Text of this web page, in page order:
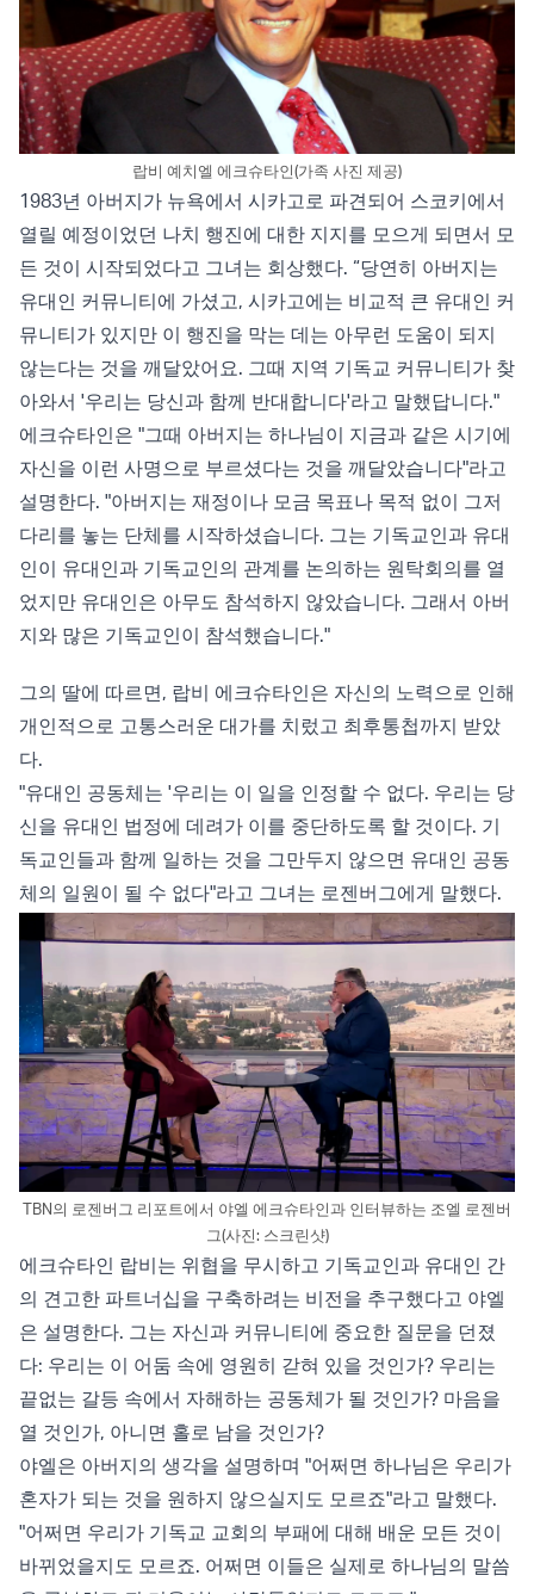
랍비 예치엘 에크슈타인(가족 사진 제공)
1983년 아버지가 뉴욕에서 시카고로 파견되어 스코키에서
열릴 예정이었던 나치 행진에 대한 지지를 모으게 되면서 모
든 것이 시작되었다고 그녀는 회상했다. “당연히 아버지는
유대인 커뮤니티에 가셨고, 시카고에는 비교적 큰 유대인 커
뮤니티가 있지만 이 행진을 막는 데는 아무런 도움이 되지
않는다는 것을 깨달았어요. 그때 지역 기독교 커뮤니티가 찾
아와서 '우리는 당신과 함께 반대합니다'라고 말했답니다."
에크슈타인은 "그때 아버지는 하나님이 지금과 같은 시기에
자신을 이런 사명으로 부르셨다는 것을 깨달았습니다"라고
설명한다. "아버지는 재정이나 모금 목표나 목적 없이 그저
다리를 놓는 단체를 시작하셨습니다. 그는 기독교인과 유대
인이 유대인과 기독교인의 관계를 논의하는 원탁회의를 열
었지만 유대인은 아무도 참석하지 않았습니다. 그래서 아버
지와 많은 기독교인이 참석했습니다."
그의 딸에 따르면, 랍비 에크슈타인은 자신의 노력으로 인해
개인적으로 고통스러운 대가를 치렀고 최후통첩까지 받았
다.
"유대인 공동체는 '우리는 이 일을 인정할 수 없다. 우리는 당
신을 유대인 법정에 데려가 이를 중단하도록 할 것이다. 기
독교인들과 함께 일하는 것을 그만두지 않으면 유대인 공동
체의 일원이 될 수 없다"라고 그녀는 로젠버그에게 말했다.
TBN의 로젠버그 리포트에서 야엘 에크슈타인과 인터뷰하는 조엘 로젠버
그(사진: 스크린샷)
에크슈타인 랍비는 위협을 무시하고 기독교인과 유대인 간
의 견고한 파트너십을 구축하려는 비전을 추구했다고 야엘
은 설명한다. 그는 자신과 커뮤니티에 중요한 질문을 던졌
다: 우리는 이 어둠 속에 영원히 갇혀 있을 것인가? 우리는
끝없는 갈등 속에서 자해하는 공동체가 될 것인가? 마음을
열 것인가, 아니면 홀로 남을 것인가?
야엘은 아버지의 생각을 설명하며 "어쩌면 하나님은 우리가
혼자가 되는 것을 원하지 않으실지도 모르죠"라고 말했다.
"어쩌면 우리가 기독교 교회의 부패에 대해 배운 모든 것이
바뀌었을지도 모르죠. 어쩌면 이들은 실제로 하나님의 말씀